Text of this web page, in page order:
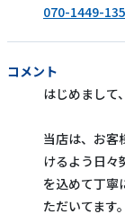
070-1449-
コメント
はじめまして
当店は、お客
けるよう日々
を込めて丁寧
ただいてます。